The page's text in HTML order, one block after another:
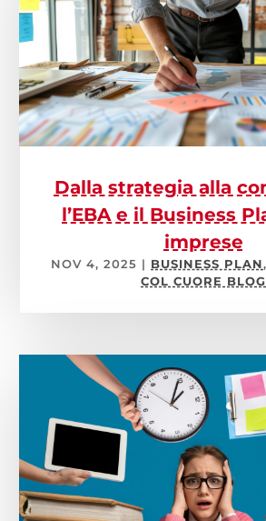
Dalla strategia alla
l’EBA e il Business
imprese
NOV 4, 2025 | BUSINESS PLAN,
COL CUORE BLOG